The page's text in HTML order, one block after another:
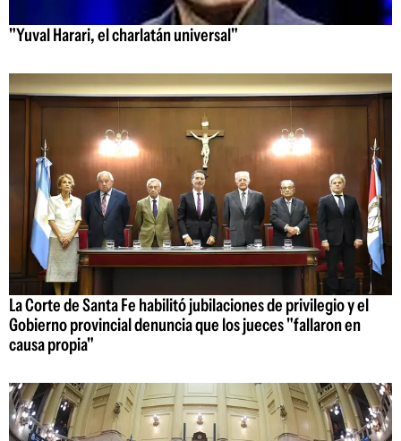
"Yuval Harari, el charlatán universal"
La Corte de Santa Fe habilitó jubilaciones de privilegio y el
Gobierno provincial denuncia que los jueces "fallaron en
causa propia"